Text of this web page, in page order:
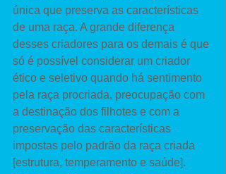
única que preserva as características
de uma raça. A grande diferença
desses criadores para os demais é que
só é possível considerar um criador
ético e seletivo quando há sentimento
pela raça procriada, preocupação com
a destinação dos filhotes e com a
preservação das características
impostas pelo padrão da raça criada
[estrutura, temperamento e saúde].